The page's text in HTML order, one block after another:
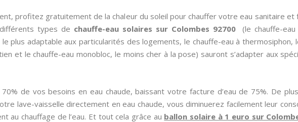
profitez gratuitement de la chaleur du soleil pour chauffer votre eau sanitaire et
types de chauffe-eau solaires sur Colombes 92700(le chauffe-eau
plus adaptable aux particularités des logements, le chauffe-eau à thermosiphon,
et le chauffe-eau monobloc, le moins cher à la pose) sauront s’adapter aux
de vos besoins en eau chaude, baissant votre facture d’eau de 75%. De
lave-vaisselle directement en eau chaude, vous diminuerez facilement leur
au chauffage de l’eau. Et tout cela grâce au ballon solaire à 1 euro sur